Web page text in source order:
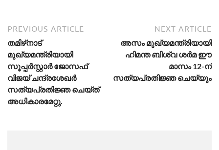
PREVIOUS ARTICLE
തമിഴ്‌നാട്
മുഖ്യമന്ത്രിയായി
സൂപ്പർസ്റ്റാർ ജോസഫ്
വിജയ് ചന്ദ്രശേഖർ
സത്യപ്രതിജ്ഞ ചെയ്ത്
അധികാരമേറ്റു.
NEXT ARTICLE
അസം മുഖ്യമന്ത്രിയായി
ഹിമന്ത ബിശ്വ ശര്‍മ ഈ
മാസം 12-ന്
സത്യപ്രതിജ്ഞ ചെയ്യും